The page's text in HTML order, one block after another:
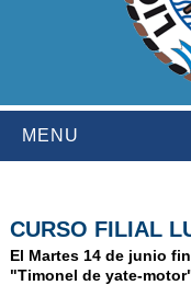
MENU
INSTITUCIONAL
NOSOTROS
CURSO FILIAL
El Martes 14 de junio
"Timonel de yate-